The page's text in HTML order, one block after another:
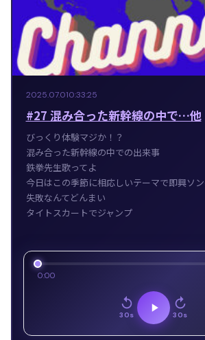
2025.07.010:33:25
#27 混み合った新幹線の中で…他
びっくり体験マジか！？
混み合った新幹線の中での出来事
鉄拳先生歌ってよ
今日はこの季節に相応しいテーマで即興ソ
失敗なんてどんまい
タイトスカートでジャンプ
0:00
30s 30s